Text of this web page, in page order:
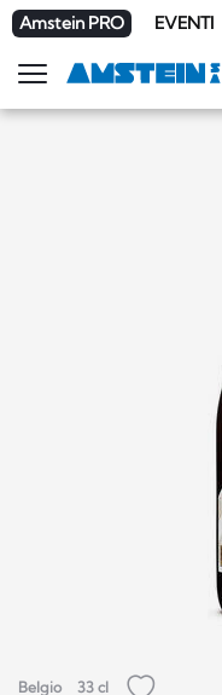
Amstein PRO EVENTI
Mostra
la
Belgio 33 cl